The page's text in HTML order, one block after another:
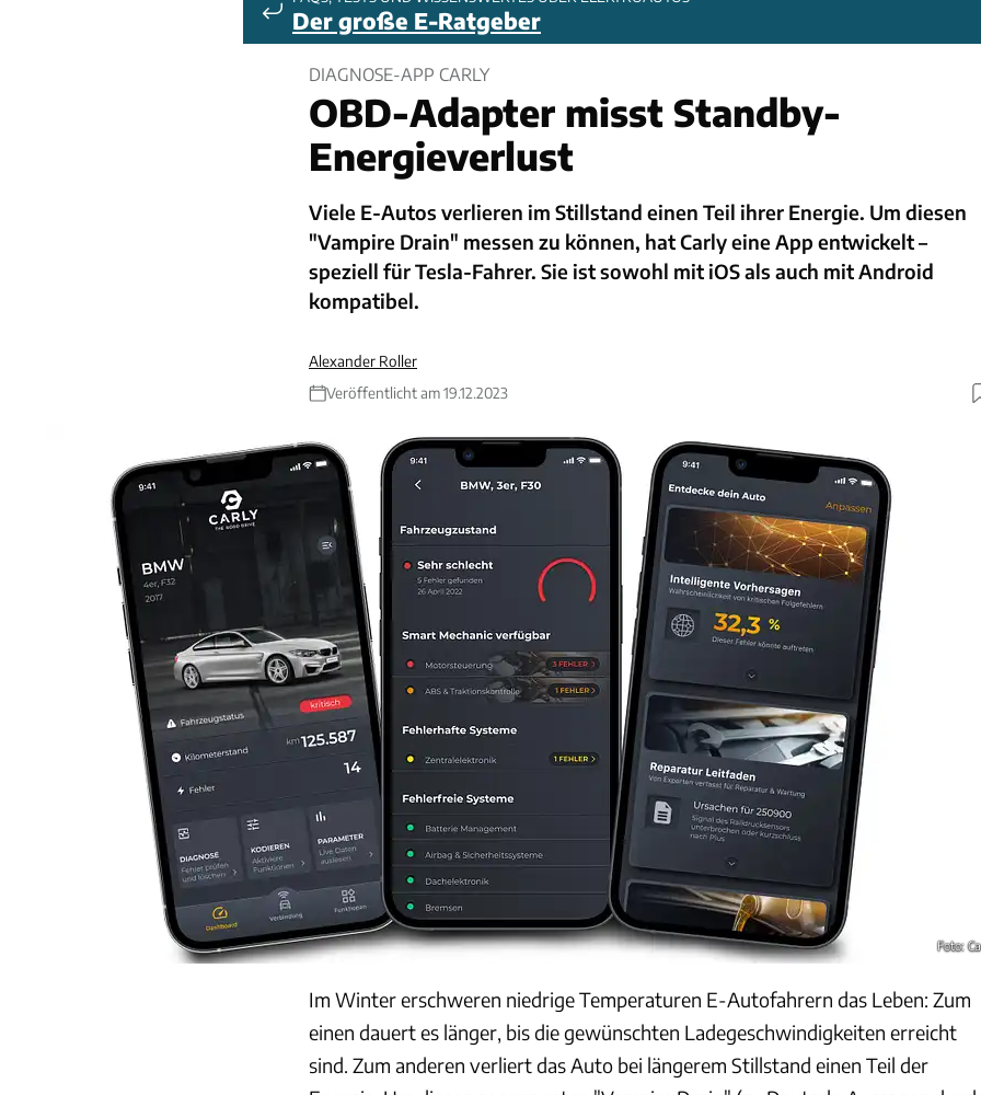
Der große E-Ratgeber
DIAGNOSE-APP CARLY
OBD-Adapter misst Standby-
Energieverlust
Viele E-Autos verlieren im Stillstand einen Teil ihrer Energie. Um diesen
"Vampire Drain" messen zu können, hat Carly eine App entwickelt –
speziell für Tesla-Fahrer. Sie ist sowohl mit iOS als auch mit Android
kompatibel.
Alexander Roller
Veröffentlicht am 19.12.2023
Foto:
Im Winter erschweren niedrige Temperaturen E-Autofahrern das Leben: Zum
einen dauert es länger, bis die gewünschten Ladegeschwindigkeiten erreicht
sind. Zum anderen verliert das Auto bei längerem Stillstand einen Teil der